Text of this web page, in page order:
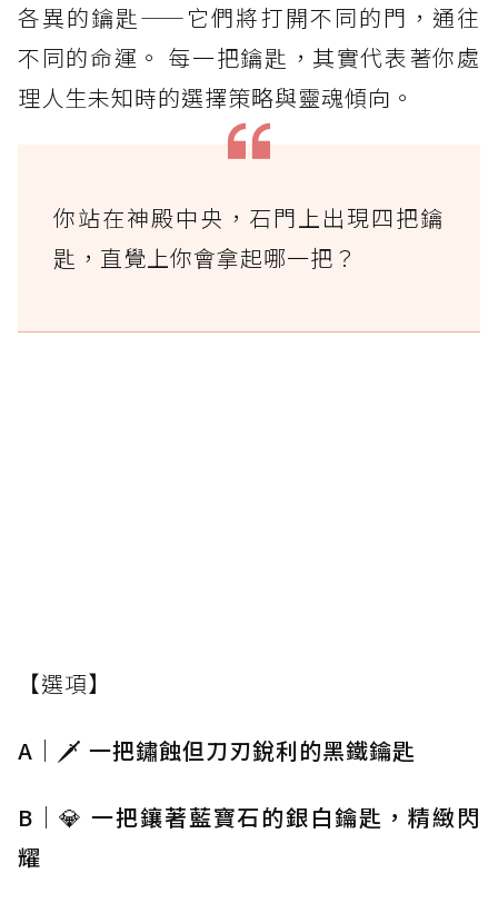
各異的鑰匙——它們將打開不同的門，通往
不同的命運。 每一把鑰匙，其實代表著你處
理人生未知時的選擇策略與靈魂傾向。
你站在神殿中央，石門上出現四把鑰
匙，直覺上你會拿起哪一把？
【選項】
A｜🗡️ 一把鏽蝕但刀刃銳利的黑鐵鑰匙
B｜💎 一把鑲著藍寶石的銀白鑰匙，精緻閃
耀